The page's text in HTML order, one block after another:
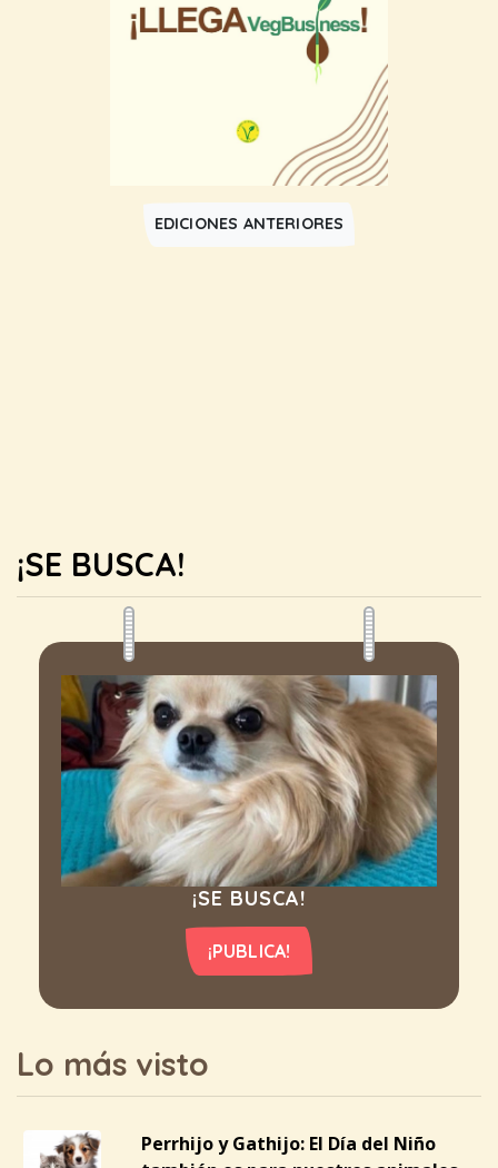
EDICIONES ANTERIORES
¡SE BUSCA!
¡SE BUSCA!
¡PUBLICA!
Lo más visto
Perrhijo y Gathijo: El Día del Niño